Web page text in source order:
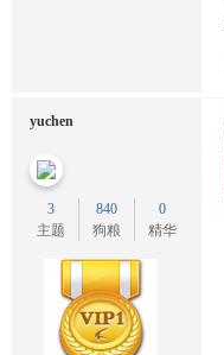
yuchen
3
主题
840
狗粮
0
精华